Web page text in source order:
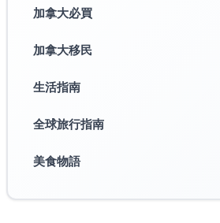
加拿大必買
加拿大移民
生活指南
全球旅行指南
美食物語